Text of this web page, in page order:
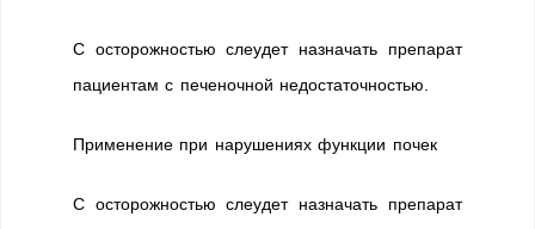
С осторожностью слеудет назначать препарат
пациентам с печеночной недостаточностью.
Применение при нарушениях функции почек
С осторожностью слеудет назначать препарат